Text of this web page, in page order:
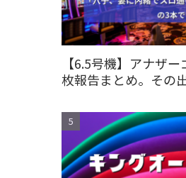
【6.5号機】アナザ
枚報告まとめ。その